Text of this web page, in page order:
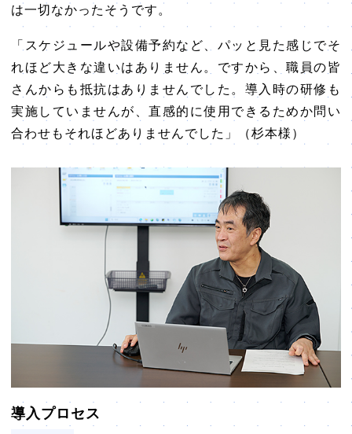
は一切なかったそうです。
「スケジュールや設備予約など、パッと見た感じでそ
れほど大きな違いはありません。ですから、職員の皆
さんからも抵抗はありませんでした。導入時の研修も
実施していませんが、直感的に使用できるためか問い
合わせもそれほどありませんでした」（杉本様）
導入プロセス